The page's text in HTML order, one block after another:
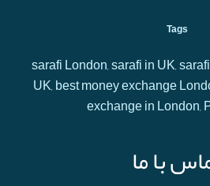
Tags
sarafi London, sarafi in UK,
UK, best money exchange
exchange in London,
با ما